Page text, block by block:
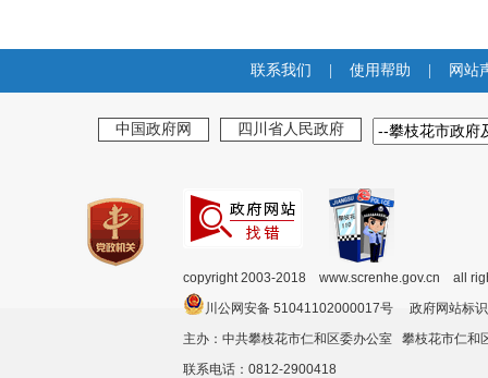
联系我们 使用帮助 网站
中国政府网 四川省人民政府
copyright 2003-2018 www.screnhe.gov.cn all
川公网安备 51041102000017号 政府网站
主办：中共攀枝花市仁和区委办公室 攀枝花市仁
联系电话：0812-2900418